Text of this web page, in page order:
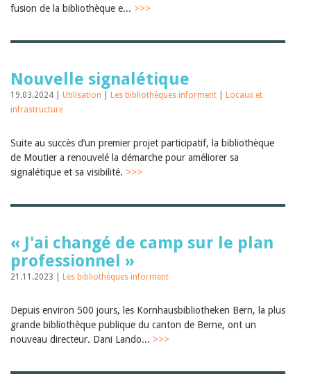
fusion de la bibliothèque e... >>>
Nouvelle signalétique
19.03.2024 | Utilisation Les bibliothèques informent
Locaux et
infrastructure
Suite au succès d’un premier projet participatif, la bibliothèque
de Moutier a renouvelé la démarche pour améliorer sa
signalétique et sa visibilité. >>>
« J'ai changé de camp sur le plan
professionnel »
21.11.2023 | Les bibliothèques informent
Depuis environ 500 jours, les Kornhausbibliotheken Bern, la plus
grande bibliothèque publique du canton de Berne, ont un
nouveau directeur. Dani Lando... >>>